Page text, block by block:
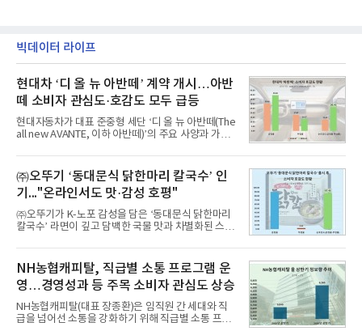
빅데이터 라이프
현대차 ‘디 올 뉴 아반떼’ 계약 개시…아반
떼 소비자 관심도·호감도 모두 급등
현대자동차가 대표 준중형 세단 ‘디 올 뉴 아반떼(The
all new AVANTE, 이하 아반떼)’의 주요 사양과 가격
떼는 6년 만에 선보이는 8세대 완전변경 모델로, ▲정
교한 선과 면을 중심으로 완성한 파격적인 디자인 ▲
과거 중형 세단 수준으로 확대된 차체 제원 ▲글로벌
최고 수준의 안전성 ▲성능과 효율을 동시에 높인 주
행 완성도 ▲첨단 편의 및 디지털 사양 적용 등을 통해
글로벌 준중형 세단의 새로운 기준을 세웠다.아반떼
는 가솔린 2.0과 1.6 하이브리드 두 가지 파워트레인
넘
㈜오뚜기 ‘동대문식 닭한마리 칼국수’ 인
기..."온라인서도 맛·감성 호평"
㈜오뚜기가 K-노포 감성을 담은 ‘동대문식 닭한마리
칼국수’ 라면이 깊고 담백한 국물 맛과 차별화된 스토
혔다.‘동대문식 닭한마리 칼국수’는 예상을 뛰어넘는
소비자 호응에 힘입어 지난 7월 13일 첫 선을 보인 지
단 18일 만에 누적 판매량 50만 개를 돌파하는 성과를
거두었다.이번 신제품은 개발진이 전국의 닭한마리
전문점을 직접 찾아 다니며 최적의 육수 비율을 완성
했다. 자극적이지 않으면서도 깊은 닭육수에 마늘의
개운한 풍미를 더했으며, 국물이 잘 배어들면서도 쫄
NH농협캐피탈, 직급별 소통 프로그램 운
영…경영성과 등 주목 소비자 관심도 상승
NH농협캐피탈(대표 장종환)은 임직원 간 세대와 직
급을 넘어선 소통을 강화하기 위해 직급별 소통 프로